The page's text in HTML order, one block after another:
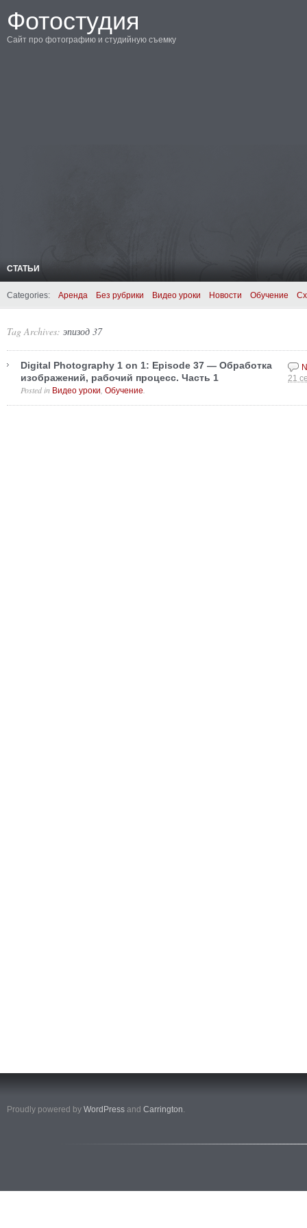
Фотостудия
Сайт про фотографию и студийную съемку
СТАТЬИ
Categories: Аренда Без рубрики Видео уроки Новости Обучение
Tag Archives: эпизод 37
Digital Photography 1 on 1: Episode 37 — Обработка
изображений, рабочий процесс. Часть 1
21
Posted in Видео уроки Обучение
Proudly powered by WordPress and Carrington.